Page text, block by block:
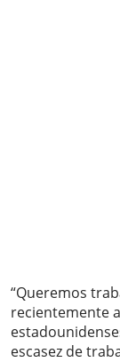
“Queremos
recientemente
escasez de